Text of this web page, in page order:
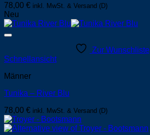
78,00 € inkl. MwSt. & Versand (D)
Neu
Zur Wunschliste
Schnellansicht
Männer
Tunika – River Blu
78,00 € inkl. MwSt. & Versand (D)